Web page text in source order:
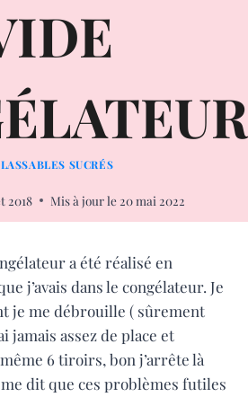
SUCRÉS
2018 Mis à jour le 20 mai 2022
a été réalisé en
j’avais dans le congélateur. Je
je me débrouille ( sûrement
jamais assez de place et
6 tiroirs, bon j’arrête là
dit que ces problèmes futiles